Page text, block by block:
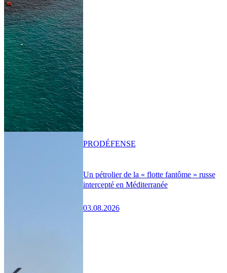
Un pétrolier de la « flotte fantôme » russe
intercepté en Méditerranée
03.08.2026
PRODÉFENSE